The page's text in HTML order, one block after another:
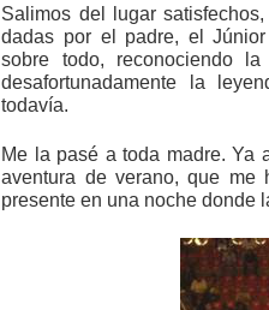
Salimos del lugar
dadas por el padre, el
sobre todo, reconociendo
desafortunadamente la
todavía.
Me la pasé a toda madre. Ya
aventura de verano, que me
presente en una noche